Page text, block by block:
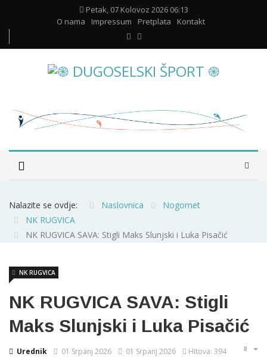
Petak, 07 Kolovoz 2026 06:13
O nama
Impressum Pretplata Kontakt
Nalazite se ovdje: Naslovnica
Nogomet
NK RUGVICA
NK RUGVICA SAVA: Stigli Maks Slunjski i Luka Pisačić
NK RUGVICA SAVA: Stigli
Maks Slunjski i Luka Pisačić
Urednik
NK RUGVICA
01 Srpanj 2026 01 Srpanj 2026 Hitova: 394